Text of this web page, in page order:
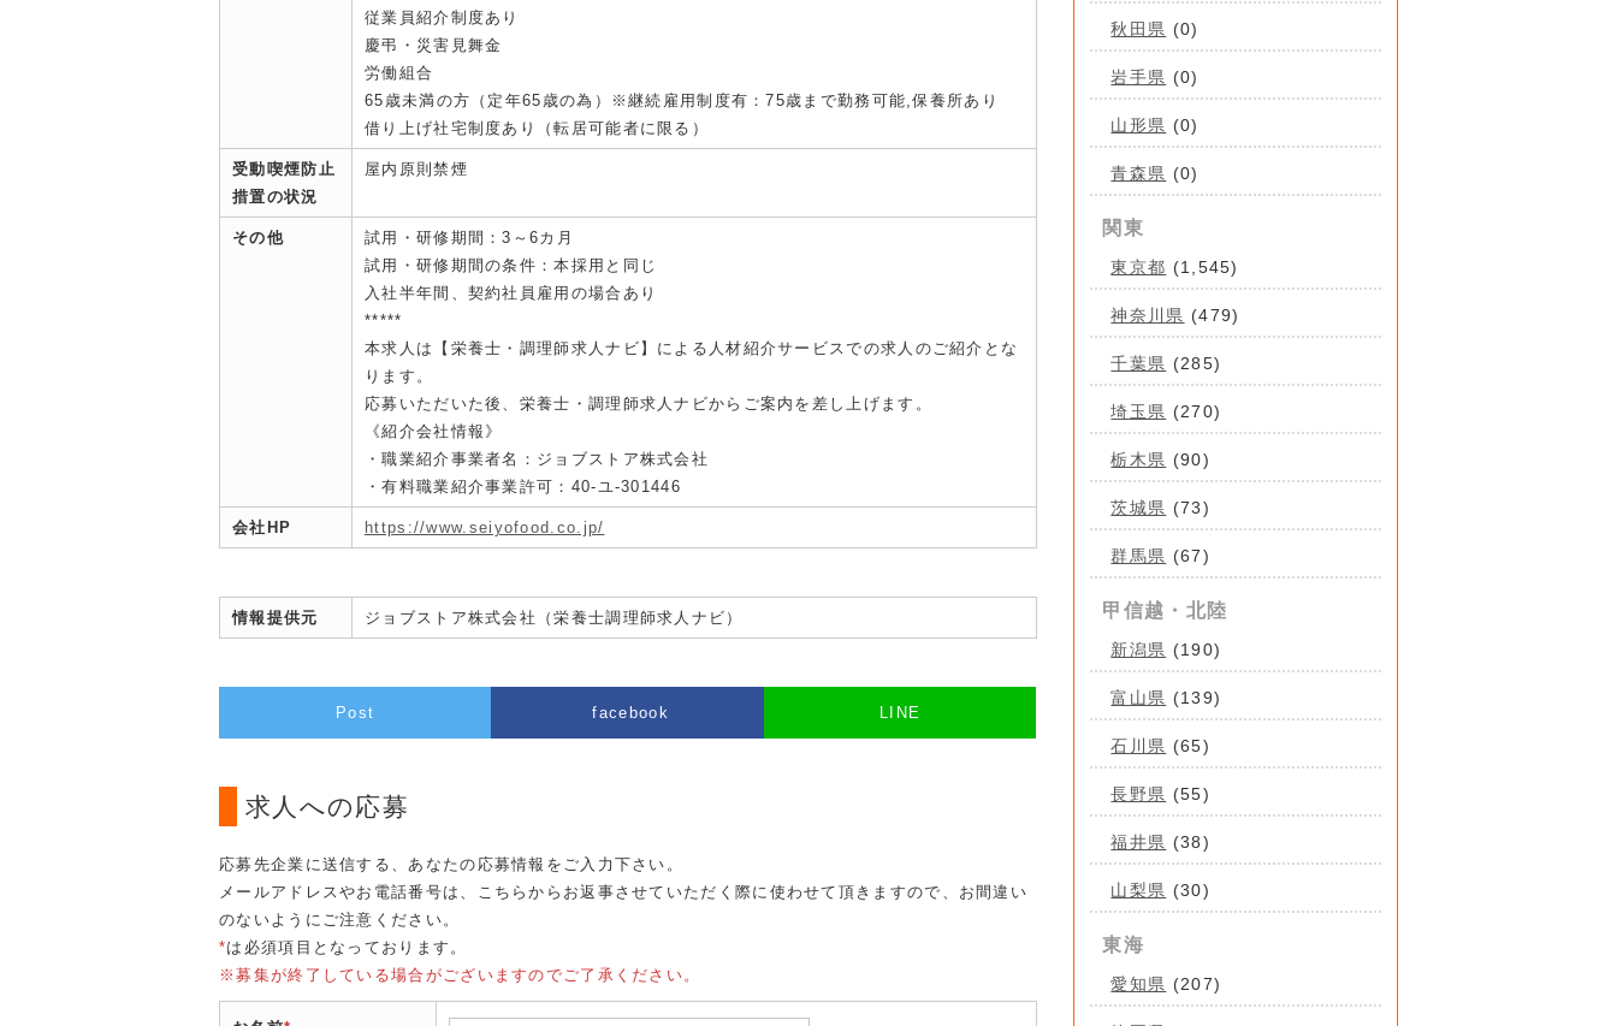
従業員紹介制度あり
慶弔・災害見舞金
労働組合
65歳未満の方（定年65歳の為）※継続雇用制度有：75歳まで勤務可能,保養所あり
借り上げ社宅制度あり（転居可能者に限る）
受動喫煙防止
措置の状況
屋内原則禁煙
その他
試用・研修期間：3～6カ月
試用・研修期間の条件：本採用と同じ
入社半年間、契約社員雇用の場合あり
*****
本求人は【栄養士・調理師求人ナビ】による人材紹介サービスでの求人のご紹介とな
ります。
応募いただいた後、栄養士・調理師求人ナビからご案内を差し上げます。
《紹介会社情報》
・職業紹介事業者名：ジョブストア株式会社
・有料職業紹介事業許可：40-ユ-301446
会社HP https://www.seiyofood.co.jp/
情報提供元 ジョブストア株式会社（栄養士調理師求人ナビ）
Post facebook LINE
求人への応募
応募先企業に送信する、あなたの応募情報をご入力下さい。
メールアドレスやお電話番号は、こちらからお返事させていただく際に使わせて頂きますので、お間違い
のないようにご注意ください。
*は必須項目となっております。
※募集が終了している場合がございますのでご了承ください。
秋田県 (0)
岩手県 (0)
山形県 (0)
青森県 (0)
関東
東京都 (1,545)
神奈川県 (479)
千葉県 (285)
埼玉県 (270)
栃木県 (90)
茨城県 (73)
群馬県 (67)
甲信越・北陸
新潟県 (190)
富山県 (139)
石川県 (65)
長野県 (55)
福井県 (38)
山梨県 (30)
東海
愛知県 (207)